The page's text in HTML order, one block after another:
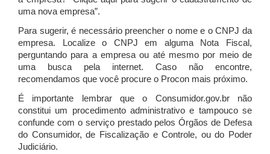
uma nova empresa”.
Para sugerir, é necessário preencher o nome e o CNPJ da
empresa. Localize o CNPJ em alguma Nota Fiscal,
perguntando para a empresa ou até mesmo por meio de
uma busca pela internet. Caso não encontre,
recomendamos que você procure o Procon mais próximo.
É importante lembrar que o Consumidor.gov.br não
constitui um procedimento administrativo e tampouco se
confunde com o serviço prestado pelos Órgãos de Defesa
do Consumidor, de Fiscalização e Controle, ou do Poder
Judiciário.